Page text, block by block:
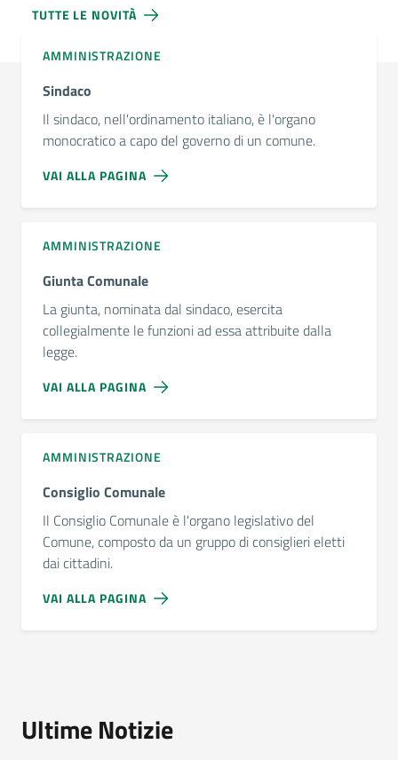
TUTTE LE NOVITÀ
AMMINISTRAZIONE
Sindaco
Il sindaco, nell'ordinamento italiano, è l'organo
monocratico a capo del governo di un comune.
VAI ALLA PAGINA
AMMINISTRAZIONE
Giunta Comunale
La giunta, nominata dal sindaco, esercita
collegialmente le funzioni ad essa attribuite dalla
legge.
VAI ALLA PAGINA
AMMINISTRAZIONE
Consiglio Comunale
Il Consiglio Comunale è l'organo legislativo del
Comune, composto da un gruppo di consiglieri eletti
dai cittadini.
VAI ALLA PAGINA
Ultime Notizie